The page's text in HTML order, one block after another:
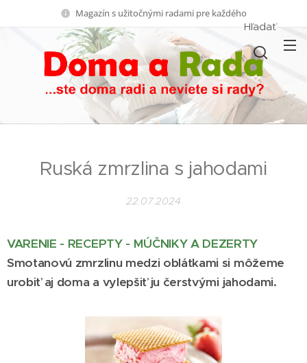
Magazín s užitočnými radami pre každého
Hľadať
Ruská zmrzlina s jahodami
22.07.2024
VARENIE - RECEPTY - MÚČNIKY A DEZERTY
Smotanovú zmrzlinu medzi oblátkami si môžeme
urobiť aj doma a vylepšiť ju čerstvými jahodami.